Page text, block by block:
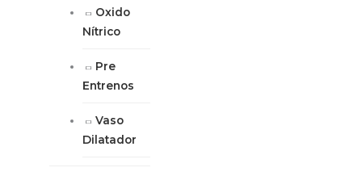
Oxido
Nítrico
Pre
Entrenos
Vaso
Dilatador